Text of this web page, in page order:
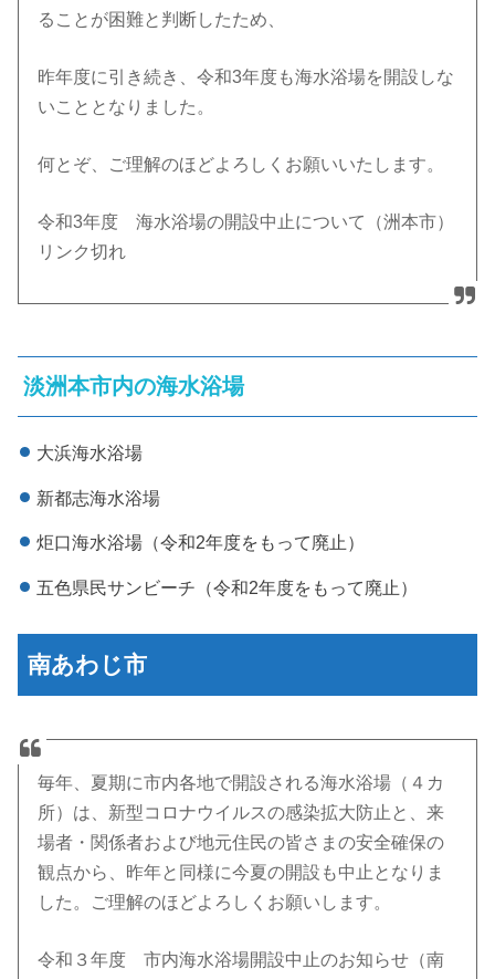
ることが困難と判断したため、
昨年度に引き続き、令和3年度も海水浴場を開設しな
いこととなりました。
何とぞ、ご理解のほどよろしくお願いいたします。
令和3年度 海水浴場の開設中止について（洲本市）
リンク切れ
淡洲本市内の海水浴場
大浜海水浴場
新都志海水浴場
炬口海水浴場（令和2年度をもって廃止）
五色県民サンビーチ（令和2年度をもって廃止）
南あわじ市
毎年、夏期に市内各地で開設される海水浴場（４カ
所）は、新型コロナウイルスの感染拡大防止と、来
場者・関係者および地元住民の皆さまの安全確保の
観点から、昨年と同様に今夏の開設も中止となりま
した。ご理解のほどよろしくお願いします。
令和３年度 市内海水浴場開設中止のお知らせ（南